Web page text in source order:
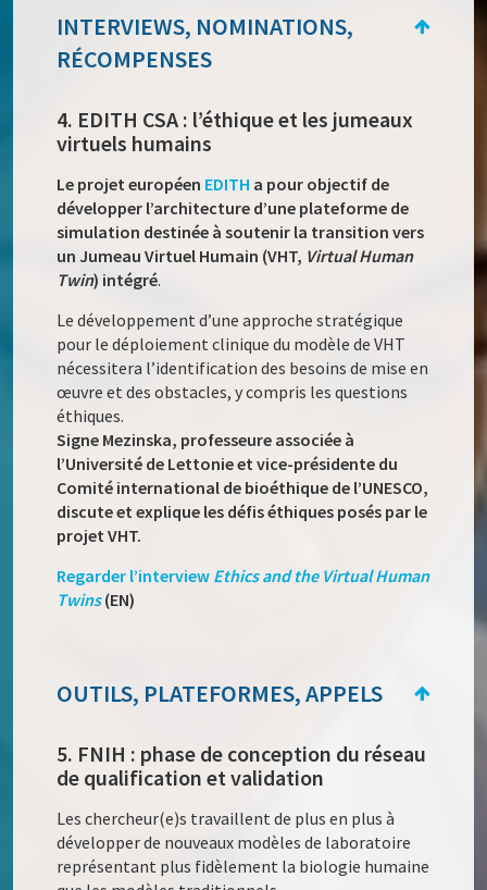
INTERVIEWS, NOMINATIONS,
RÉCOMPENSES
4. EDITH CSA : l’éthique et les jumeaux
virtuels humains
Le projet européen EDITH a pour objectif de
développer l’architecture d’une plateforme de
simulation destinée à soutenir la transition vers
un Jumeau Virtuel Humain (VHT, Virtual Human
Twin) intégré.
Le développement d’une approche stratégique
pour le déploiement clinique du modèle de VHT
nécessitera l’identification des besoins de mise en
œuvre et des obstacles, y compris les questions
éthiques.
Signe Mezinska, professeure associée à
l’Université de Lettonie et vice-présidente du
Comité international de bioéthique de l’UNESCO,
discute et explique les défis éthiques posés par le
projet VHT.
Regarder l’interview Ethics and the Virtual Human
Twins(EN)
OUTILS, PLATEFORMES, APPELS
5. FNIH : phase de conception du réseau
de qualification et validation
Les chercheur(e)s travaillent de plus en plus à
développer de nouveaux modèles de laboratoire
représentant plus fidèlement la biologie humaine